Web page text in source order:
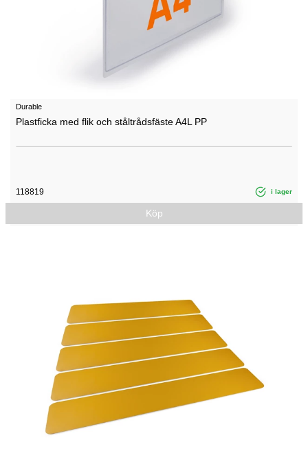
Durable
Plastficka med flik och ståltrådsfäste A4L PP
118819 i lager
Köp